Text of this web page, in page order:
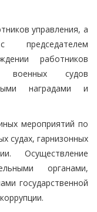
управления, а
работников
военных судов
наградами и
мероприятий по
судах, гарнизонных
Осуществление
органами,
государственной